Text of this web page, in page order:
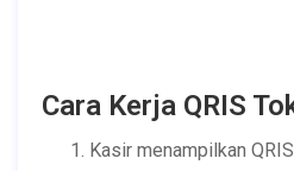
Cara Kerja QRIS
Kasir menampilkan